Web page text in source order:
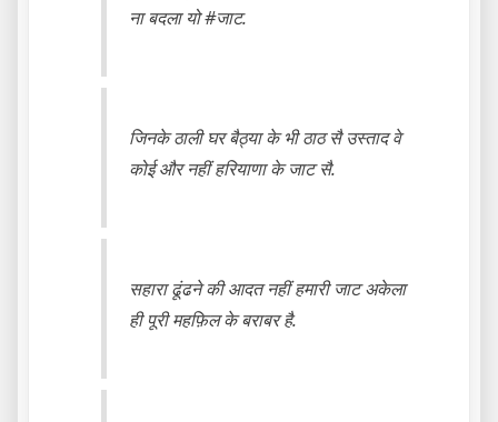
ना बदला यो #जाट.
जिनके ठाली घर बैठ्या के भी ठाठ सै उस्ताद वे
कोई और नहीं हरियाणा के जाट सै.
सहारा ढूंढने की आदत नहीं हमारी जाट अकेला
ही पूरी महफ़िल के बराबर है.